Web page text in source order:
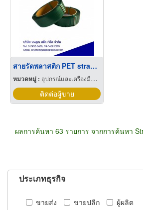
สายรัดพลาสติก PET strapping ราคาส่ง
หมวดหมู่ : อุปกรณ์และเครื่องมือห่อมัดของ
ติดต่อผู้ขาย
ผลการค้นหา 63 รายการ จากการค้นหา
ประเภทธุรกิจ
ขายส่ง ขายปลีก
ผู้ผลิต